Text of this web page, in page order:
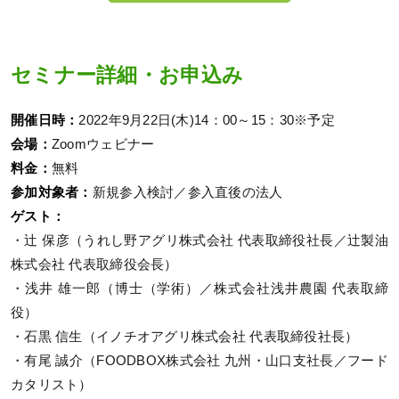
セミナー詳細・お申込み
開催日時： 2022年9月22日(木)14：00～15：30※予定
会場： Zoomウェビナー
料金： 無料
参加対象者： 新規参入検討／参入直後の法人
ゲスト：
・辻 保彦（うれし野アグリ株式会社 代表取締役社長／辻製油
株式会社 代表取締役会長）
・浅井 雄一郎（博士（学術）／株式会社浅井農園 代表取締
役）
・石黒 信生（イノチオアグリ株式会社 代表取締役社長）
・有尾 誠介（FOODBOX株式会社 九州・山口支社長／フード
カタリスト）